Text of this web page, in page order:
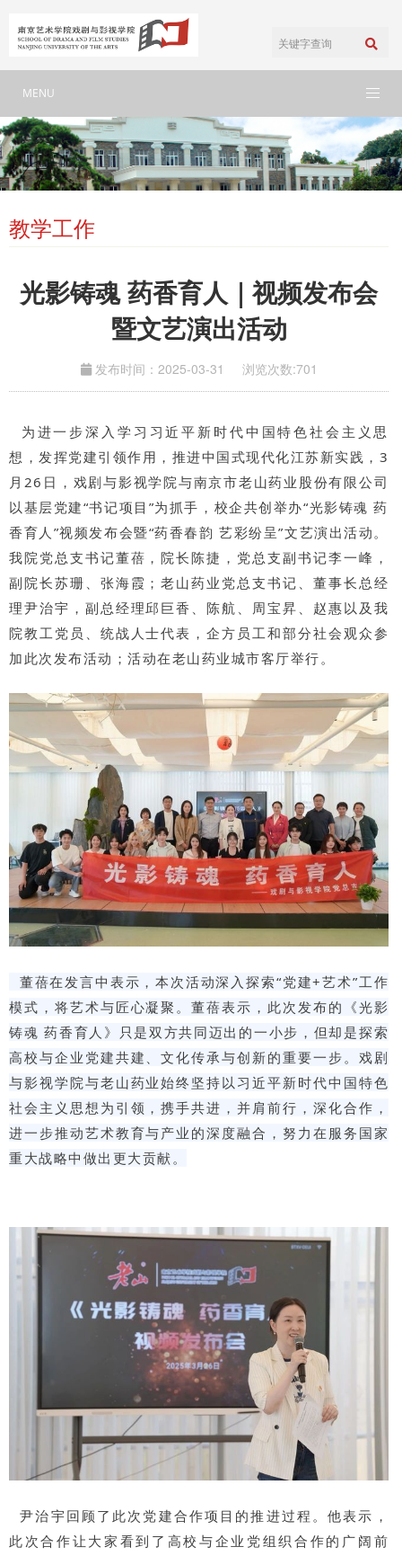
MENU
教学工作
光影铸魂 药香育人｜视频发布会
暨文艺演出活动
发布时间：2025-03-31 浏览次数:701
为进一步深入学习习近平新时代中国特色社会主义思
想，发挥党建引领作用，推进中国式现代化江苏新实践，3
月26日，戏剧与影视学院与南京市老山药业股份有限公司
以基层党建“书记项目”为抓手，校企共创举办“光影铸魂 药
香育人”视频发布会暨“药香春韵 艺彩纷呈”文艺演出活动。
我院党总支书记董蓓，院长陈捷，党总支副书记李一峰，
副院长苏珊、张海霞；老山药业党总支书记、董事长总经
理尹治宇，副总经理邱巨香、陈航、周宝昇、赵惠以及我
院教工党员、统战人士代表，企方员工和部分社会观众参
加此次发布活动；活动在老山药业城市客厅举行。
董蓓在发言中表示，本次活动深入探索“党建+艺术”工作
模式，将艺术与匠心凝聚。董蓓表示，此次发布的《光影
铸魂 药香育人》只是双方共同迈出的一小步，但却是探索
高校与企业党建共建、文化传承与创新的重要一步。戏剧
与影视学院与老山药业始终坚持以习近平新时代中国特色
社会主义思想为引领，携手共进，并肩前行，深化合作，
进一步推动艺术教育与产业的深度融合，努力在服务国家
重大战略中做出更大贡献。
尹治宇回顾了此次党建合作项目的推进过程。他表示，
此次合作让大家看到了高校与企业党组织合作的广阔前